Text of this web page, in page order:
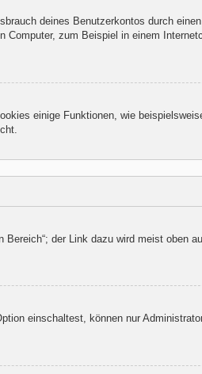
deines Benutzerkontos durch
Computer, zum Beispiel in einem
einige Funktionen, wie
der Link dazu wird meist oben
einschaltest, können nur